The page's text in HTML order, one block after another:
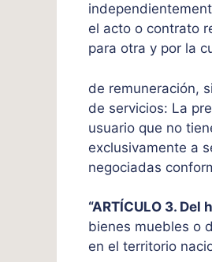
el acto o contrato
para otra y por la
de remuneración,
de servicios: La
usuario que no
exclusivamente a
negociadas
“ARTÍCULO 3. Del
bienes muebles o
en el territorio